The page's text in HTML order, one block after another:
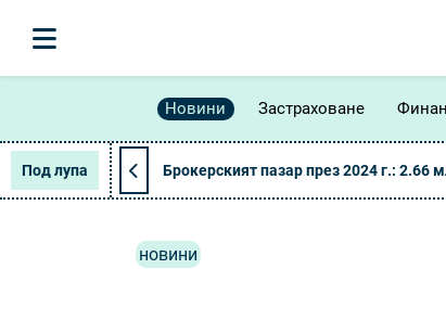
Новини Застраховане
Под лупа Брокерският пазар през 2024 г.:
новини